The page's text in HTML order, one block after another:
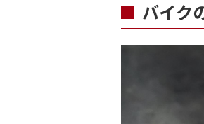
バイク